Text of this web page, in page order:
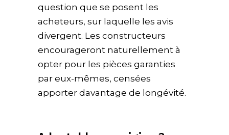
question que se posent les
acheteurs, sur laquelle les avis
divergent. Les constructeurs
encourageront naturellement à
opter pour les pièces garanties
par eux-mêmes, censées
apporter davantage de longévité.